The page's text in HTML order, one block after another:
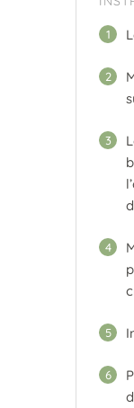
1
2
3
4
5
6